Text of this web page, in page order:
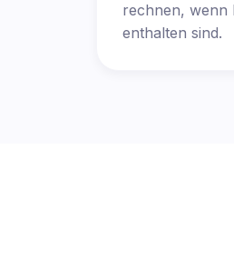
rechnen, wenn
enthalten sind.